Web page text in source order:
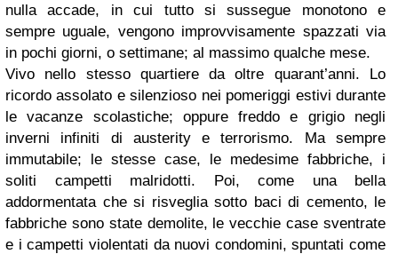
nulla accade, in cui tutto si sussegue monotono e
sempre uguale, vengono improvvisamente spazzati via
in pochi giorni, o settimane; al massimo qualche mese.
Vivo nello stesso quartiere da oltre quarant’anni. Lo
ricordo assolato e silenzioso nei pomeriggi estivi durante
le vacanze scolastiche; oppure freddo e grigio negli
inverni infiniti di austerity e terrorismo. Ma sempre
immutabile; le stesse case, le medesime fabbriche, i
soliti campetti malridotti. Poi, come una bella
addormentata che si risveglia sotto baci di cemento, le
fabbriche sono state demolite, le vecchie case sventrate
e i campetti violentati da nuovi condomini, spuntati come